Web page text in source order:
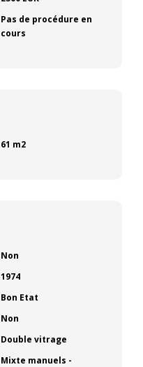
Pas de procédure en
cours
61 m2
Non
1974
Bon Etat
Non
Double vitrage
Mixte manuels -